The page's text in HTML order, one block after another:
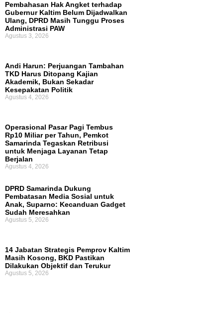
Pembahasan Hak Angket terhadap
Gubernur Kaltim Belum Dijadwalkan
Ulang, DPRD Masih Tunggu Proses
Administrasi PAW
Agustus 3, 2026
Andi Harun: Perjuangan Tambahan
TKD Harus Ditopang Kajian
Akademik, Bukan Sekadar
Kesepakatan Politik
Agustus 4, 2026
Operasional Pasar Pagi Tembus
Rp10 Miliar per Tahun, Pemkot
Samarinda Tegaskan Retribusi
untuk Menjaga Layanan Tetap
Berjalan
Agustus 4, 2026
DPRD Samarinda Dukung
Pembatasan Media Sosial untuk
Anak, Suparno: Kecanduan Gadget
Sudah Meresahkan
Agustus 5, 2026
14 Jabatan Strategis Pemprov Kaltim
Masih Kosong, BKD Pastikan
Dilakukan Objektif dan Terukur
Agustus 5, 2026